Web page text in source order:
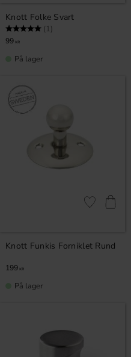
Knott Folke Svart
Karakter: (1)
99 KR
På lager
Knott Funkis Forniklet Rund
199 KR
Lagre som
På lager